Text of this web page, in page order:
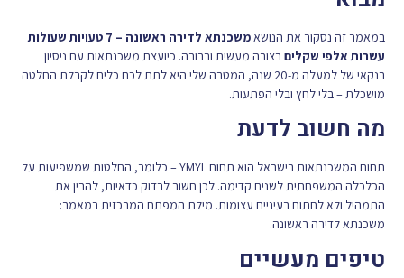
במאמר זה נסקור את הנושא
משכנתא לדירה ראשונה – 7 טעויות שעולות
עשרות אלפי שקליםבצורה מעשית וברורה. כיועצת משכנתאות עם ניסיון
בנקאי של למעלה מ-20 שנה, המטרה שלי היא לתת לכם כלים לקבלת החלטה
מושכלת – בלי לחץ ובלי הפתעות.
מה חשוב לדעת
תחום המשכנתאות בישראל הוא תחום YMYL – כלומר, החלטות שמשפיעות על
הכלכלה המשפחתית לשנים קדימה. לכן חשוב לבדוק כדאיות, להבין את
התמהיל ולא לחתום בעיניים עצומות. מילת המפתח המרכזית במאמר:
משכנתא לדירה ראשונה.
טיפים מעשיים